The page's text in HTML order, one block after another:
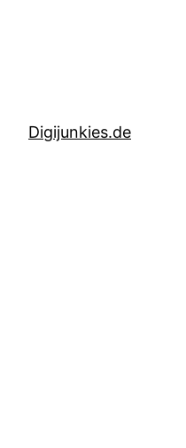
Digijunkies.de